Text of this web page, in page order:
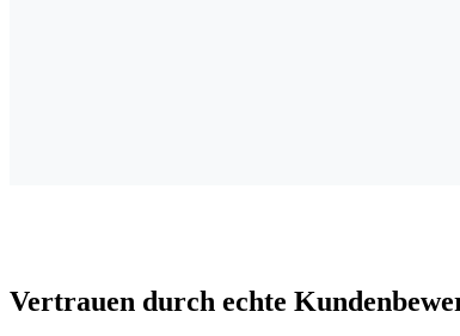
Vertrauen durch echte